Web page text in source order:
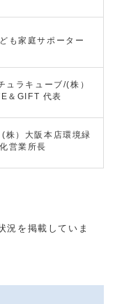
も家庭サポーター
ュラキューブ/(株）
＆GIFT 代表
(株）大阪本店環境緑
化営業所長
況を掲載していま